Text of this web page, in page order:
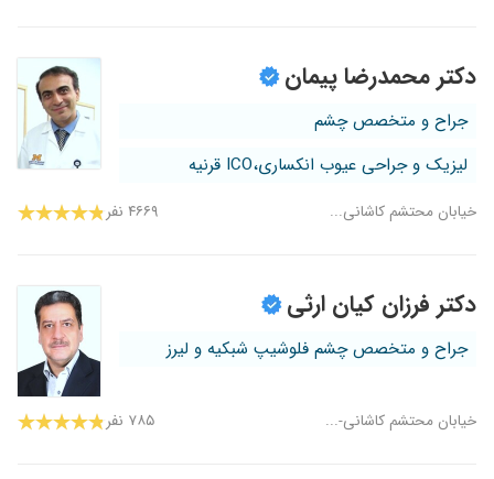
دکتر محمدرضا پیمان
جراح و متخصص چشم
لیزیک و جراحی عیوب انکساری،ICO قرنیه
خیابان محتشم کاشانی... ۴۶۶۹ نفر
دکتر فرزان کیان ارثی
جراح و متخصص چشم فلوشیپ شبکیه و لیرز
خیابان محتشم کاشانی-... ۷۸۵ نفر